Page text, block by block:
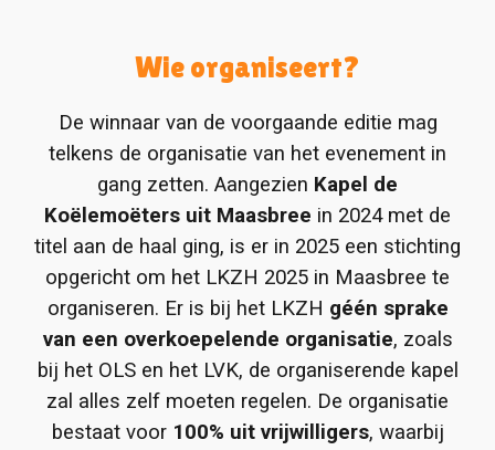
Wie organiseert?
De winnaar van de voorgaande editie mag
telkens de organisatie van het evenement in
gang zetten. Aangezien Kapel de
Koëlemoëters uit Maasbree in 2024 met de
titel aan de haal ging, is er in 2025 een stichting
opgericht om het LKZH 2025 in Maasbree te
organiseren. Er is bij het LKZH géén sprake
van een overkoepelende organisatie, zoals
bij het OLS en het LVK, de organiserende kapel
zal alles zelf moeten regelen. De organisatie
bestaat voor 100% uit vrijwilligers, waarbij